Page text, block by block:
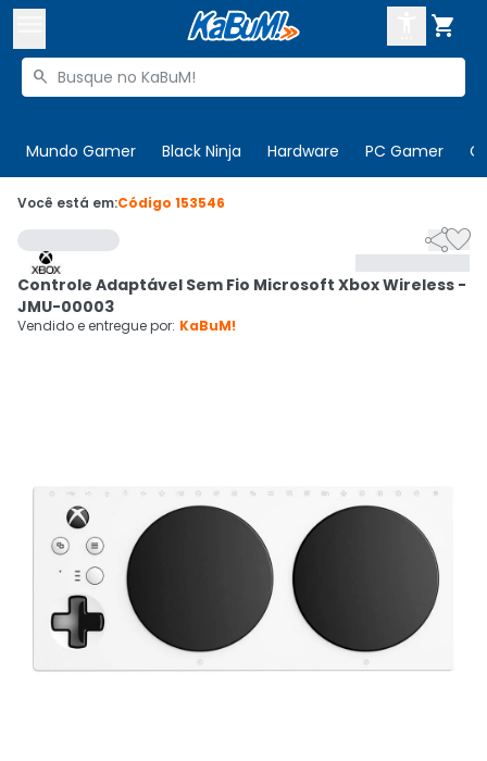

Buscar produtos

Mundo Gamer Black Ninja Hardware PC Gamer
 Olá. Acesse sua conta
 Departamentos
Cupons
CADASTRE-SE
Você está em:Código 153546

Controle Adaptável Sem Fio Microsoft Xbox Wireless -
JMU-00003
Vendido e entregue por: KaBuM!